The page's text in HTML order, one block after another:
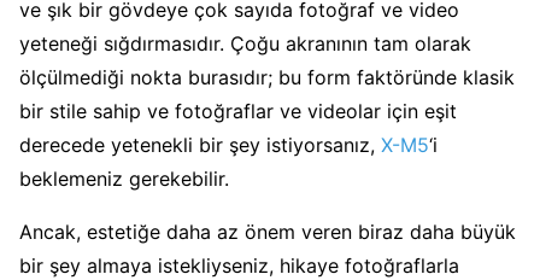
ve şık bir gövdeye çok sayıda fotoğraf ve video
yeteneği sığdırmasıdır. Çoğu akranının tam olarak
ölçülmediği nokta burasıdır; bu form faktöründe klasik
bir stile sahip ve fotoğraflar ve videolar için eşit
derecede yetenekli bir şey istiyorsanız, X-M5‘i
beklemeniz gerekebilir.
Ancak, estetiğe daha az önem veren biraz daha büyük
bir şey almaya istekliyseniz, hikaye fotoğraflarla